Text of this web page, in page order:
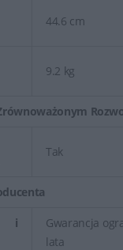
44.6 cm
9.2 kg
Tak
i
Gwarancja
lata